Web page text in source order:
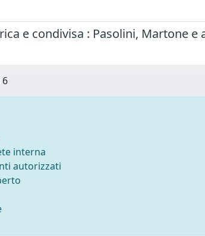
e condivisa : Pasolini, Martone e
interna
autorizzati